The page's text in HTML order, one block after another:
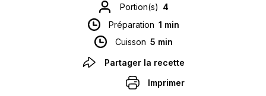
Portion(s) 4
Préparation 1 min
Cuisson 5 min
Partager la recette
Imprimer